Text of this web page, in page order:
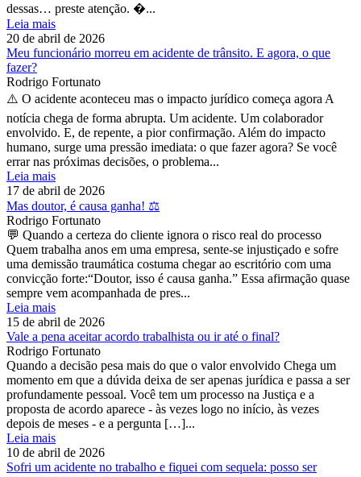
dessas… preste atenção. �...
Leia mais
20 de abril de 2026
Meu funcionário morreu em acidente de trânsito. E agora, o que
fazer?
Rodrigo Fortunato
⚠️ O acidente aconteceu mas o impacto jurídico começa agora A
notícia chega de forma abrupta. Um acidente. Um colaborador
envolvido. E, de repente, a pior confirmação. Além do impacto
humano, surge uma pressão imediata: o que fazer agora? Se você
errar nas próximas decisões, o problema...
Leia mais
17 de abril de 2026
Mas doutor, é causa ganha! ⚖️
Rodrigo Fortunato
💬 Quando a certeza do cliente ignora o risco real do processo
Quem trabalha anos em uma empresa, sente-se injustiçado e sofre
uma demissão traumática costuma chegar ao escritório com uma
convicção forte:“Doutor, isso é causa ganha.” Essa afirmação quase
sempre vem acompanhada de pres...
Leia mais
15 de abril de 2026
Vale a pena aceitar acordo trabalhista ou ir até o final?
Rodrigo Fortunato
Quando a decisão pesa mais do que o valor envolvido Chega um
momento em que a dúvida deixa de ser apenas jurídica e passa a ser
profundamente pessoal. Você tem um processo na Justiça e a
proposta de acordo aparece - às vezes logo no início, às vezes
depois de meses - e a pergunta […]...
Leia mais
10 de abril de 2026
Sofri um acidente no trabalho e fiquei com sequela: posso ser